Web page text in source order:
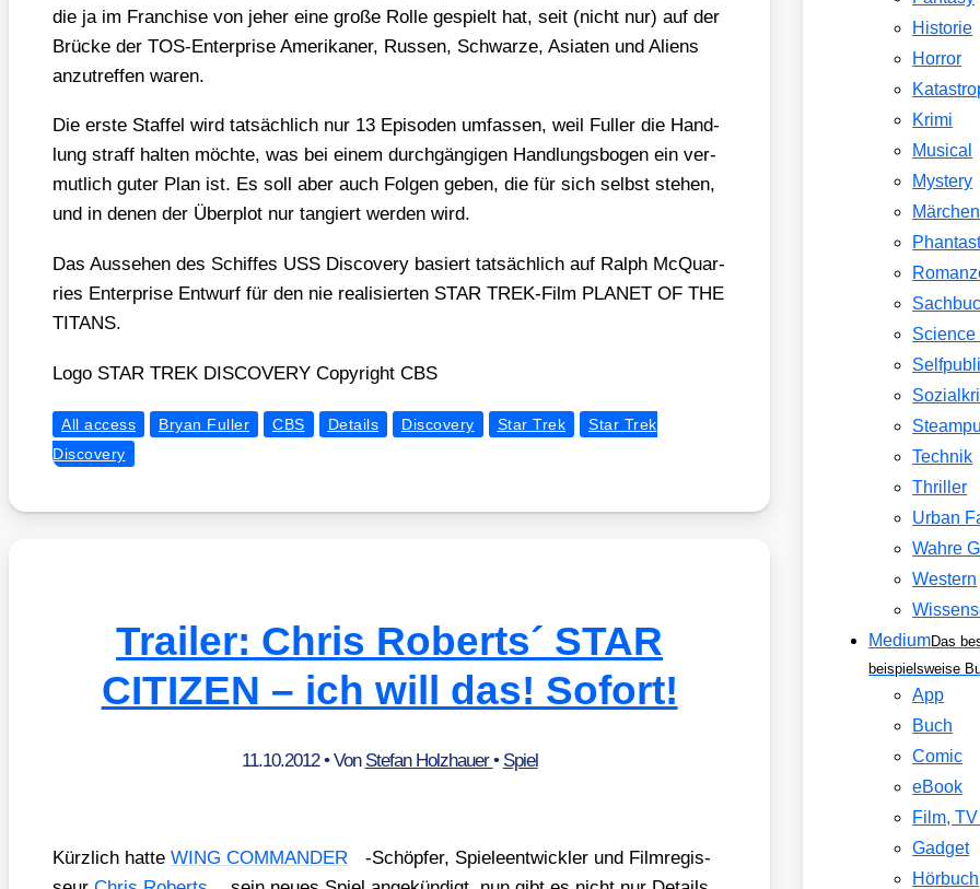
die ja im Fran­chise von jeher eine gro­ße Rol­le gespielt hat, seit (nicht nur) auf der
Brü­cke der TOS-Enter­pri­se Ame­ri­ka­ner, Rus­sen, Schwar­ze, Asia­ten und Ali­ens
anzu­tref­fen waren.
Die ers­te Staf­fel wird tat­säch­lich nur 13 Epi­so­den umfas­sen, weil Ful­ler die Hand­
lung straff hal­ten möch­te, was bei einem durch­gän­gi­gen Hand­lungs­bo­gen ein ver­
mut­lich guter Plan ist. Es soll aber auch Fol­gen geben, die für sich selbst ste­hen,
und in denen der Über­plot nur tan­giert wer­den wird.
Das Aus­se­hen des Schif­fes USS Dis­co­very basiert tat­säch­lich auf Ralph McQuar­
ries Enter­pri­se Ent­wurf für den nie rea­li­sier­ten STAR TREK-Film PLANET OF THE
TITANS.
Logo STAR TREK DISCOVERY Copy­right CBS
All access Bryan Fuller CBS Details Discovery Star Trek
Star Trek
Discovery
Trailer: Chris Roberts´ STAR
CITIZEN – ich will das! Sofort!
11.10.2012• Von Stefan Holzhauer• Spiel
Kürz­lich hat­te WING COMMANDER
-Schöp­fer, Spie­le­ent­wick­ler und Film­re­gis­
Historie
Horror
Krimi
Musical
Mystery
Märchen
Science
Technik
Thriller
Urban
Wahre
Western
MediumDas
beispielsweise
App
Buch
Comic
eBook
Film,
Gadget
Hörbuch